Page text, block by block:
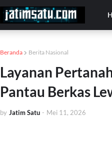
Beranda Berita Nasional
Layanan
Pantau Berkas
by Jatim Satu - Mei 11, 2026